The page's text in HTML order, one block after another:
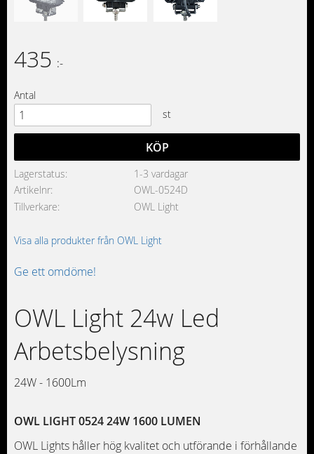
435 :-
Antal
st
KÖP
Lagerstatus
1-3 vardagar
Artikelnr
OWL-0524D
Tillverkare
OWL Light
Visa alla produkter från OWL Light
Ge ett omdöme!
OWL Light 24w Led
Arbetsbelysning
24W - 1600Lm
OWL LIGHT 0524 24W 1600 LUMEN
OWL Lights håller hög kvalitet och utförande i förhållande